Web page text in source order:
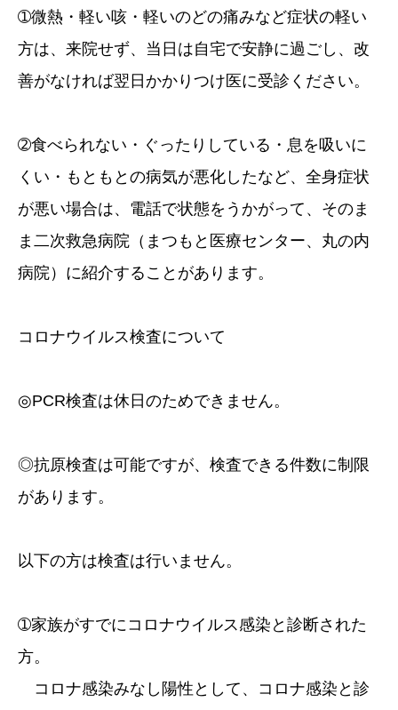
➀微熱・軽い咳・軽いのどの痛みなど症状の軽い
方は、来院せず、当日は自宅で安静に過ごし、改
善がなければ翌日かかりつけ医に受診ください。
➁食べられない・ぐったりしている・息を吸いに
くい・もともとの病気が悪化したなど、全身症状
が悪い場合は、電話で状態をうかがって、そのま
ま二次救急病院（まつもと医療センター、丸の内
病院）に紹介することがあります。
コロナウイルス検査について
◎PCR検査は休日のためできません。
◎抗原検査は可能ですが、検査できる件数に制限
があります。
以下の方は検査は行いません。
➀家族がすでにコロナウイルス感染と診断された
方。
コロナ感染みなし陽性として、コロナ感染と診